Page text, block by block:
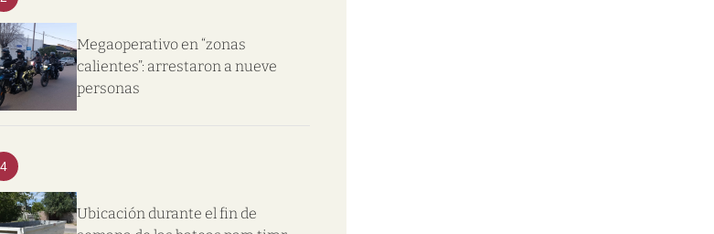
Megaoperativo en “zonas
calientes”: arrestaron a nueve
personas
4
Ubicación durante el fin de